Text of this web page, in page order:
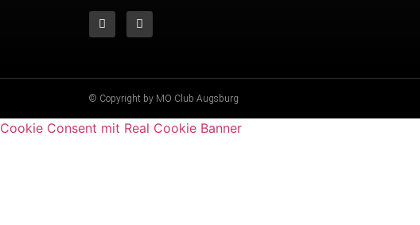
© Copyright by MO Club Augsburg
Cookie Consent mit Real Cookie Banner